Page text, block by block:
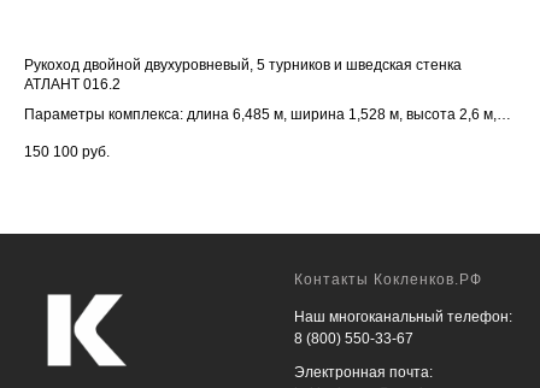
Рукоход двойной двухуровневый, 5 турников и шведская стенка
АТЛАНТ 016.2
Параметры комплекса: длина 6,485 м, ширина 1,528 м, высота 2,6 м,
мм
150 100 руб.
Контакты Кокленков.РФ
Наш многоканальный телефон:
8 (800) 550-33-67
Электронная почта: